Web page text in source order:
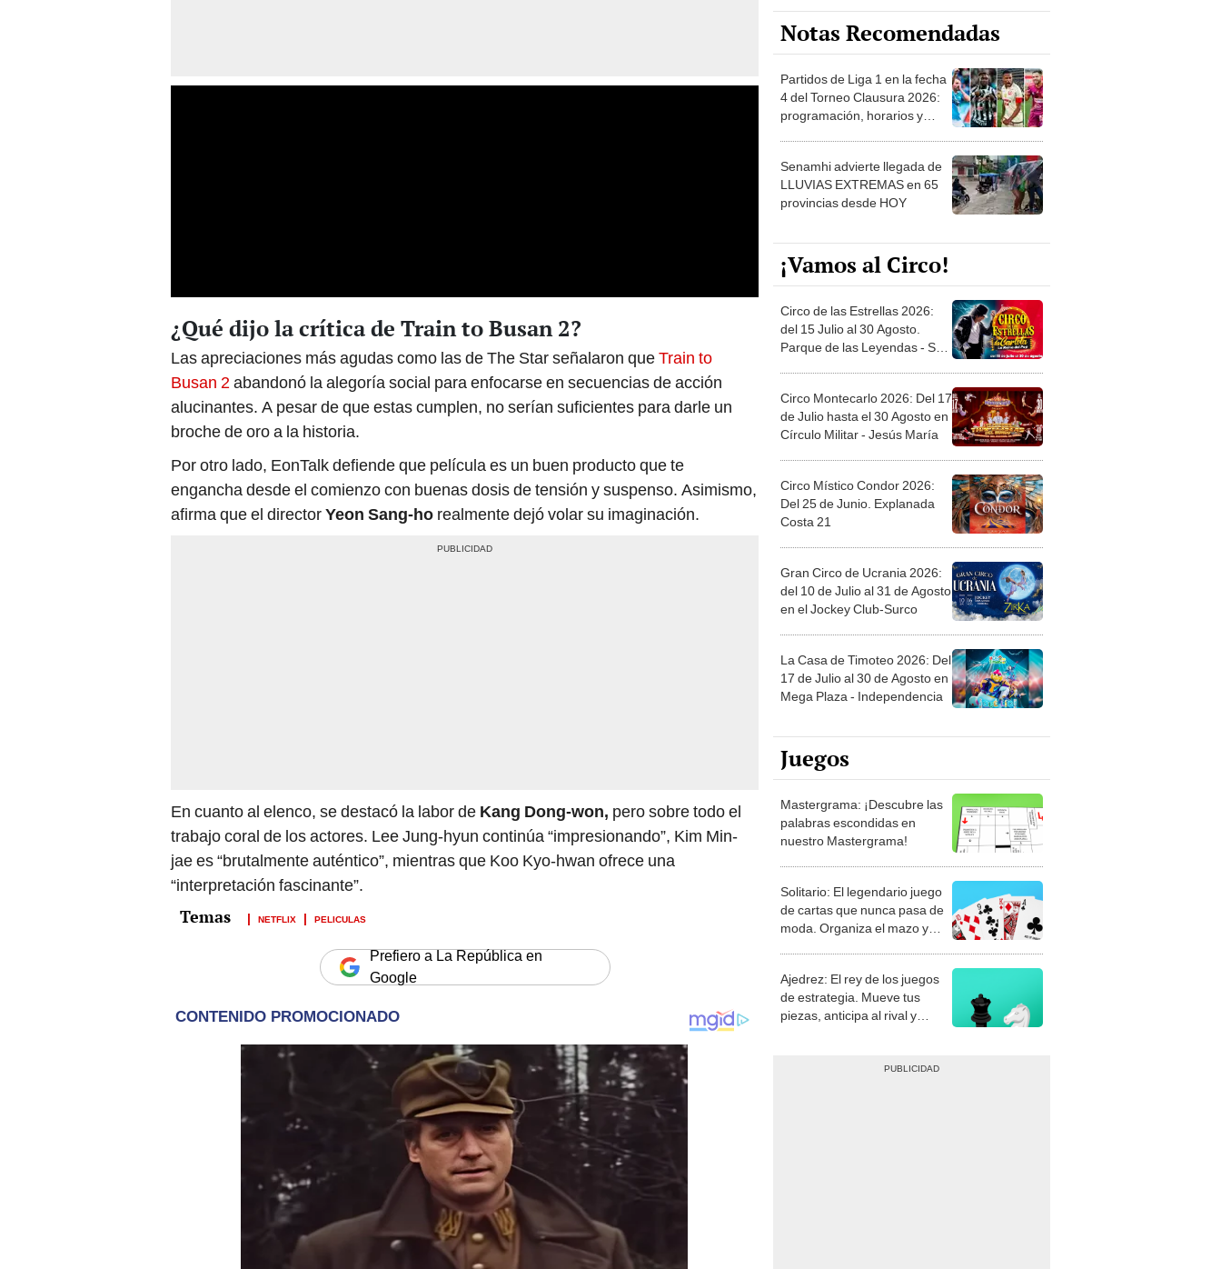
¿Qué dijo la crítica de Train to Busan 2?
Las apreciaciones más agudas como las de The Star señalaron queTrain to
Busan 2 abandonó la alegoría social para enfocarse en secuencias de acción
alucinantes. A pesar de que estas cumplen, no serían suficientes para darle un
broche de oro a la historia.
Por otro lado, EonTalk defiende que película es un buen producto que te
engancha desde el comienzo con buenas dosis de tensión y suspenso. Asimismo,
afirma que el directorYeon Sang-ho realmente dejó volar su imaginación.
En cuanto al elenco, se destacó la labor de Kang Dong-won, pero sobre todo el
trabajo coral de los actores. Lee Jung-hyun continúa “impresionando”, Kim Min-
jae es “brutalmente auténtico”, mientras que Koo Kyo-hwan ofrece una
“interpretación fascinante”.
NETFLIX PELICULAS
Prefiero a La República en
Google
Notas Recomendadas
Partidos de Liga 1 en la fecha
4 del Torneo Clausura 2026:
programación, horarios y
Senamhi advierte llegada de
LLUVIAS EXTREMAS en 65
provincias desde HOY
¡Vamos al Circo!
Circo de las Estrellas 2026:
del 15 Julio al 30 Agosto.
Parque de las Leyendas - San
Circo Montecarlo 2026: Del 17
de Julio hasta el 30 Agosto en
Círculo Militar - Jesús María
Circo Místico Condor 2026:
Del 25 de Junio. Explanada
Costa 21
Gran Circo de Ucrania 2026:
del 10 de Julio al 31 de Agosto
en el Jockey Club-Surco
La Casa de Timoteo 2026: Del
17 de Julio al 30 de Agosto en
Mega Plaza - Independencia
Juegos
Mastergrama: ¡Descubre las
palabras escondidas en
nuestro Mastergrama!
Solitario: El legendario juego
de cartas que nunca pasa de
moda. Organiza el mazo y
Ajedrez: El rey de los juegos
de estrategia. Mueve tus
piezas, anticipa al rival y